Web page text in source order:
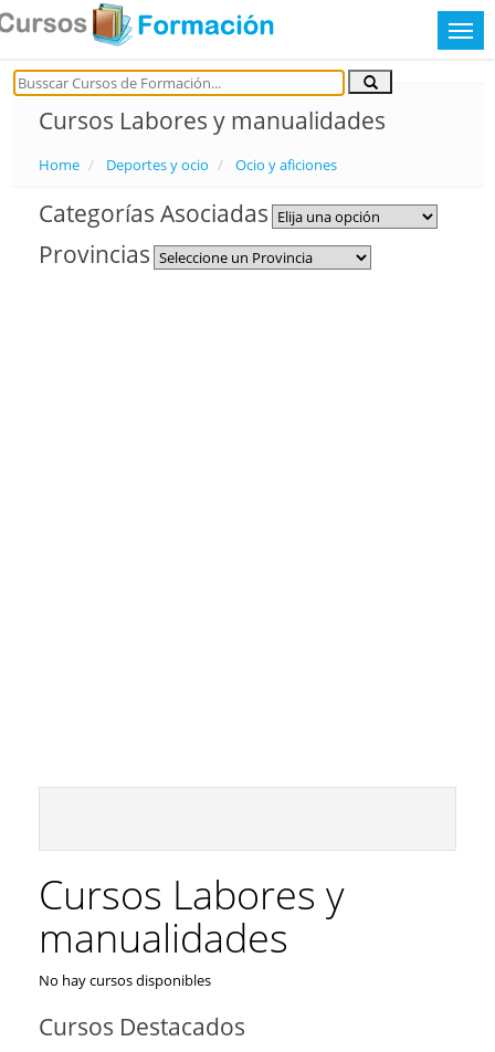
Cursos Labores y manualidades
Home Deportes y ocio Ocio y aficiones
Categorías Asociadas
Provincias
Cursos Labores y
manualidades
No hay cursos disponibles
Cursos Destacados